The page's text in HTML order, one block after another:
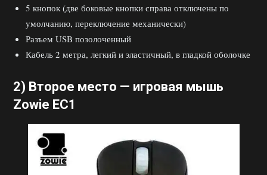
5 кнопок (две боковые кнопки справа отключены по
умолчанию, переключение механически)
Разъем USB позолоченный
Кабель 2 метра, легкий и эластичный, в гладкой оболочке
2) Второе место — игровая мышь
Zowie EC1